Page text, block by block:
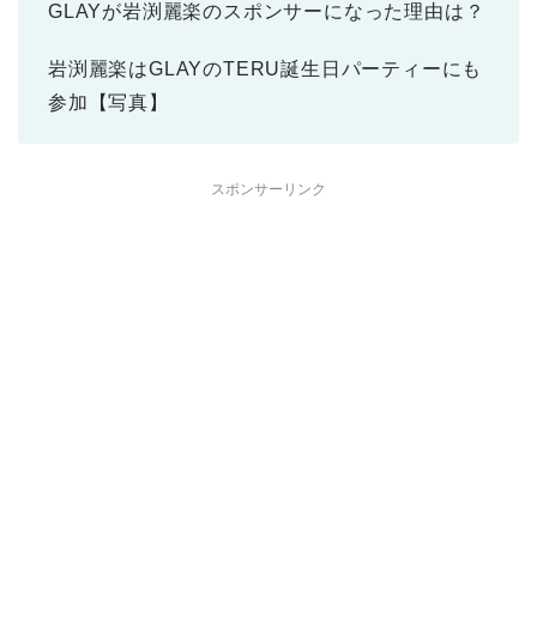
GLAYが岩渕麗楽のスポンサーになった理由は？
岩渕麗楽はGLAYのTERU誕生日パーティーにも
参加【写真】
スポンサーリンク